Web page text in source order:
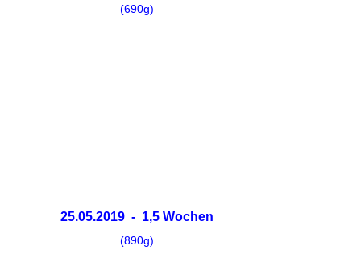
(690g)
25.05.2019 - 1,5 Wochen
(890g)